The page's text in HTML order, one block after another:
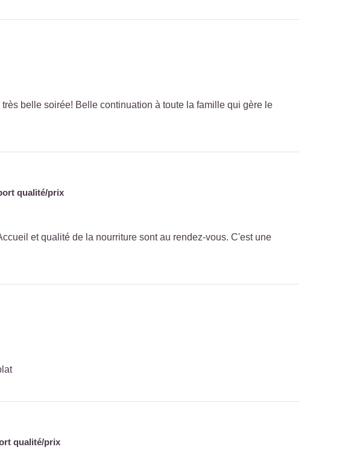
belle soirée! Belle continuation à toute la famille qui gère le
qualité/prix
et qualité de la nourriture sont au rendez-vous. C'est une
qualité/prix